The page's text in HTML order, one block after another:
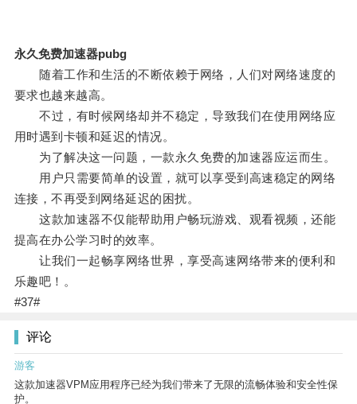
永久免费加速器pubg
随着工作和生活的不断依赖于网络，人们对网络速度的
要求也越来越高。
不过，有时候网络却并不稳定，导致我们在使用网络应
用时遇到卡顿和延迟的情况。
为了解决这一问题，一款永久免费的加速器应运而生。
用户只需要简单的设置，就可以享受到高速稳定的网络
连接，不再受到网络延迟的困扰。
这款加速器不仅能帮助用户畅玩游戏、观看视频，还能
提高在办公学习时的效率。
让我们一起畅享网络世界，享受高速网络带来的便利和
乐趣吧！。
#37#
评论
游客
这款加速器VPM应用程序已经为我们带来了无限的流畅体验和安全性保
护。